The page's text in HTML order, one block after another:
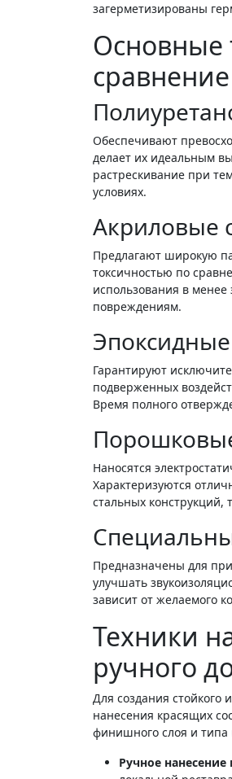
загерметизированы
Основные
Обеспечивают
делает их идеальным
растрескивание при
условиях.
Акриловые
Предлагают широкую
токсичностью по
использования в
повреждениям.
Гарантируют
подверженных
Время полного
Наносятся
Характеризуются
стальных конструкций,
Предназначены для
улучшать
зависит от желаемого
Техники
ручного
Для создания стойкого
нанесения красящих
финишного слоя и типа
Ручное